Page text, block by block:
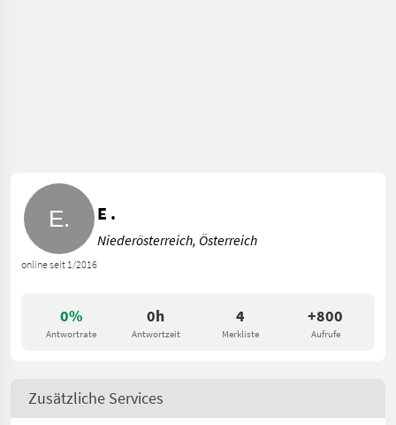
0%
Antwortrate
0h
Antwortzeit
4
Merkliste
+800
Aufrufe
online seit 1/2016
E .
Niederösterreich, Österreich
Zusätzliche Services